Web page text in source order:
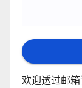
欢迎透过邮